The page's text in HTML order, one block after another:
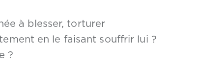
à blesser, torturer
en le faisant souffrir lui ?
?